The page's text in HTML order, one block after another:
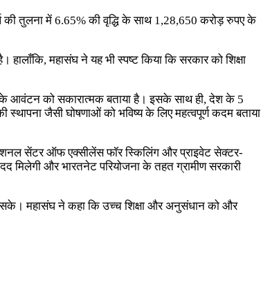
की तुलना में 6.65% की वृद्धि के साथ 1,28,650 करोड़ रुपए के
हालाँकि, महासंघ ने यह भी स्पष्ट किया कि सरकार को शिक्षा
के आवंटन को सकारात्मक बताया है। इसके साथ ही, देश के 5
जैसी घोषणाओं को भविष्य के लिए महत्वपूर्ण कदम बताया
नेशनल सेंटर ऑफ एक्सीलेंस फॉर स्किलिंग और प्राइवेट सेक्टर-
मिलेगी और भारतनेट परियोजना के तहत ग्रामीण सरकारी
हो सके। महासंघ ने कहा कि उच्च शिक्षा और अनुसंधान को और